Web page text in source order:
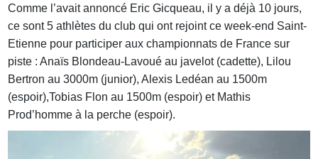
Comme l’avait annoncé Eric Gicqueau, il y a déjà 10 jours,
ce sont 5 athlètes du club qui ont rejoint ce week-end Saint-
Etienne pour participer aux championnats de France sur
piste : Anaïs Blondeau-Lavoué au javelot (cadette), Lilou
Bertron au 3000m (junior), Alexis Ledéan au 1500m
(espoir),Tobias Flon au 1500m (espoir) et Mathis
Prod’homme à la perche (espoir).